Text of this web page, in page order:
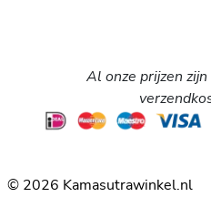
Al onze prijzen
© 2026 Kamasutrawinkel.nl